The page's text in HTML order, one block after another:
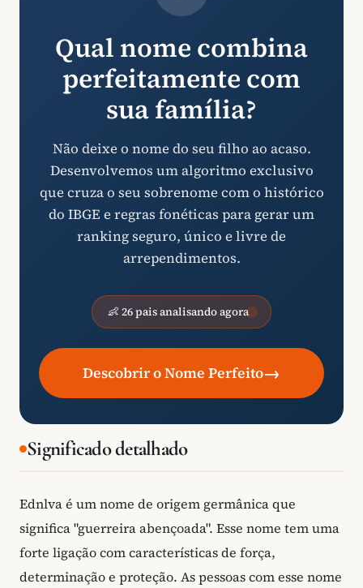
Qual nome combina
perfeitamente com
sua família?
Não deixe o nome do seu filho ao acaso.
Desenvolvemos um algoritmo exclusivo
que cruza o seu sobrenome com o histórico
do IBGE e regras fonéticas para gerar um
ranking seguro, único e livre de
arrependimentos.
👶 26 pais analisando agora
Descobrir o Nome Perfeito→
Significado detalhado
Ednlva é um nome de origem germânica que
significa "guerreira abençoada". Esse nome tem uma
forte ligação com características de força,
determinação e proteção. As pessoas com esse nome